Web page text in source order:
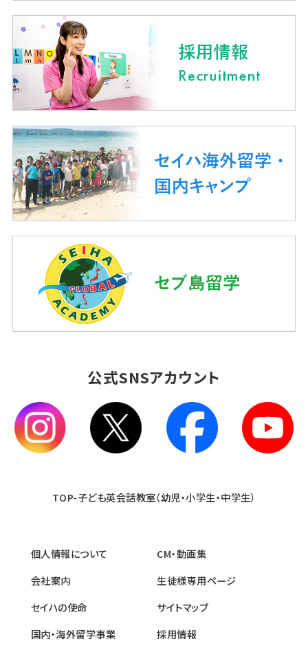
公式SNSアカウント
TOP-子ども英会話教室（幼児・小学生・中学生）
個人情報について
会社案内
セイハの使命
国内・海外留学事業
CM・動画集
生徒様専用ページ
サイトマップ
採用情報